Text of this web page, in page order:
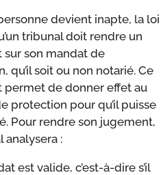
devient inapte, la loi
tribunal doit rendre un
sur son mandat de
qu’il soit ou non notarié. Ce
permet de donner effet au
protection pour qu’il puisse
Pour rendre son jugement,
analysera :
est valide, c’est-à-dire s’il